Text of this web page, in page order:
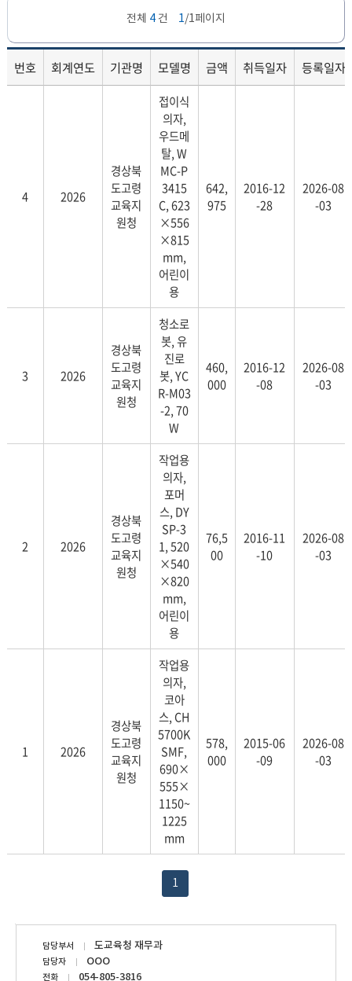
전체 4 건 1/1페이지
번호 회계연도 기관명 모델명 금액 취득일자 등록일자
4 2026
경상북
도고령
교육지
원청
접이식
의자,
우드메
탈, W
MC-P
3415
C, 623
×556
×815
mm,
어린이
용
642,
975
2016-12
-28
2026-08
-03
3 2026
경상북
도고령
교육지
원청
청소로
봇, 유
진로
봇, YC
R-M03
-2, 70
W
460,
000
2016-12
-08
2026-08
-03
2 2026
경상북
도고령
교육지
원청
작업용
의자,
포머
스, DY
SP-3
1, 520
×540
×820
mm,
어린이
용
76,5
00
2016-11
-10
2026-08
-03
1 2026
경상북
도고령
교육지
원청
작업용
의자,
코아
스, CH
5700K
SMF,
690×
555×
1150~
1225
mm
578,
000
2015-06
-09
2026-08
-03
1
담당부서 도교육청 재무과
담당자 OOO
전화 054-805-3816